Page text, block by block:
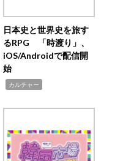
日本史と世界史を旅す
るRPG 「時渡り」、
iOS/Androidで配信開
始
カルチャー